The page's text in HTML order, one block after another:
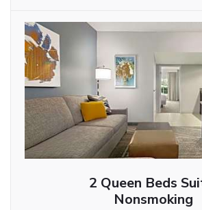
2 Queen Beds
Nonsmoking